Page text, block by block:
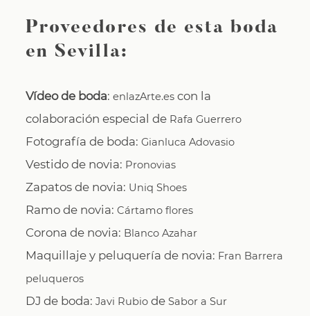
Proveedores de esta boda
en Sevilla:
Vídeo de boda:enlazArte.es con la
colaboración especial de Rafa Guerrero
Fotografía de boda:Gianluca Adovasio
Vestido de novia: Pronovias
Zapatos de novia: Uniq Shoes
Ramo de novia:Cártamo flores
Corona de novia: Blanco Azahar
Maquillaje y peluquería de novia: Fran Barrera
peluqueros
DJ de boda:Javi Rubio deSabor a Sur